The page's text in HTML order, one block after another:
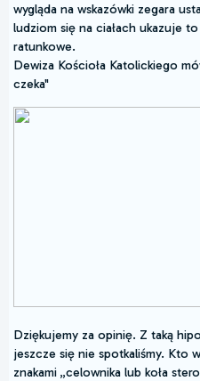
wygląda na wskazówki zegara
ludziom się na ciałach ukazuje
ratunkowe.
Dewiza Kościoła Katolickiego
czeka"
Dziękujemy za opinię. Z taką
jeszcze się nie spotkaliśmy. Kto
znakami „celownika lub koła